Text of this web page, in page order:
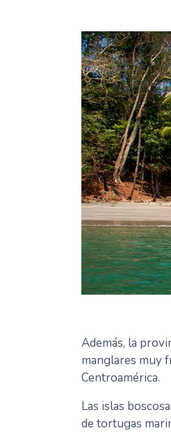
Además, la
manglares muy
Centroamérica.
Las islas
de tortugas